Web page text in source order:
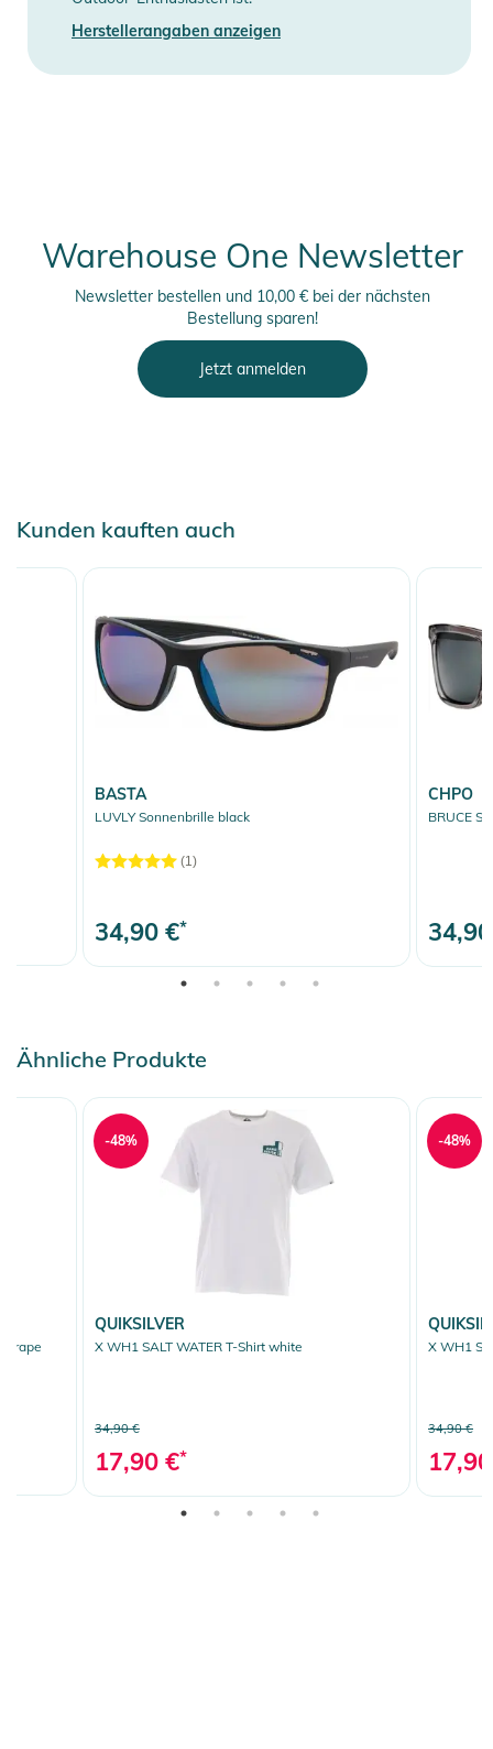
Herstellerangaben anzeigen
Warehouse One Newsletter
Newsletter bestellen und 10,00 € bei der nächsten
Bestellung sparen!
Jetzt anmelden
Kunden kauften auch
BASTA
LUVLY Sonnenbrille black
(1)
34,90 €*
CHPO
BRUCE
Ähnliche Produkte
grape
QUIKSILVER
X WH1 SALT WATER T-Shirt white
34,90 €
17,90 €*
-48%
X WH1
34,90 €
-48%